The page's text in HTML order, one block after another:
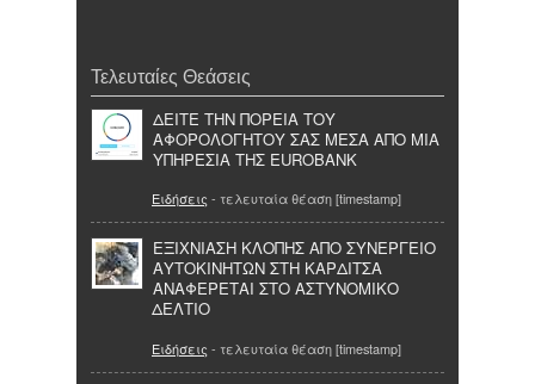
Τελευταίες Θεάσεις
ΔΕΙΤΕ ΤΗΝ ΠΟΡΕΙΑ ΤΟΥ
ΑΦΟΡΟΛΟΓΗΤΟΥ ΣΑΣ ΜΕΣΑ ΑΠΟ ΜΙΑ
ΥΠΗΡΕΣΙΑ ΤΗΣ EUROBANK
Ειδήσεις - τελευταία θέαση [timestamp]
ΕΞΙΧΝIΑΣΗ ΚΛΟΠΗΣ ΑΠΟ ΣΥΝΕΡΓΕΙΟ
ΑΥΤΟΚΙΝΗΤΩΝ ΣΤΗ ΚΑΡΔΙΤΣΑ
ΑΝΑΦΕΡΕΤΑΙ ΣΤΟ ΑΣΤΥΝΟΜΙΚΟ
ΔΕΛΤΙΟ
Ειδήσεις - τελευταία θέαση [timestamp]